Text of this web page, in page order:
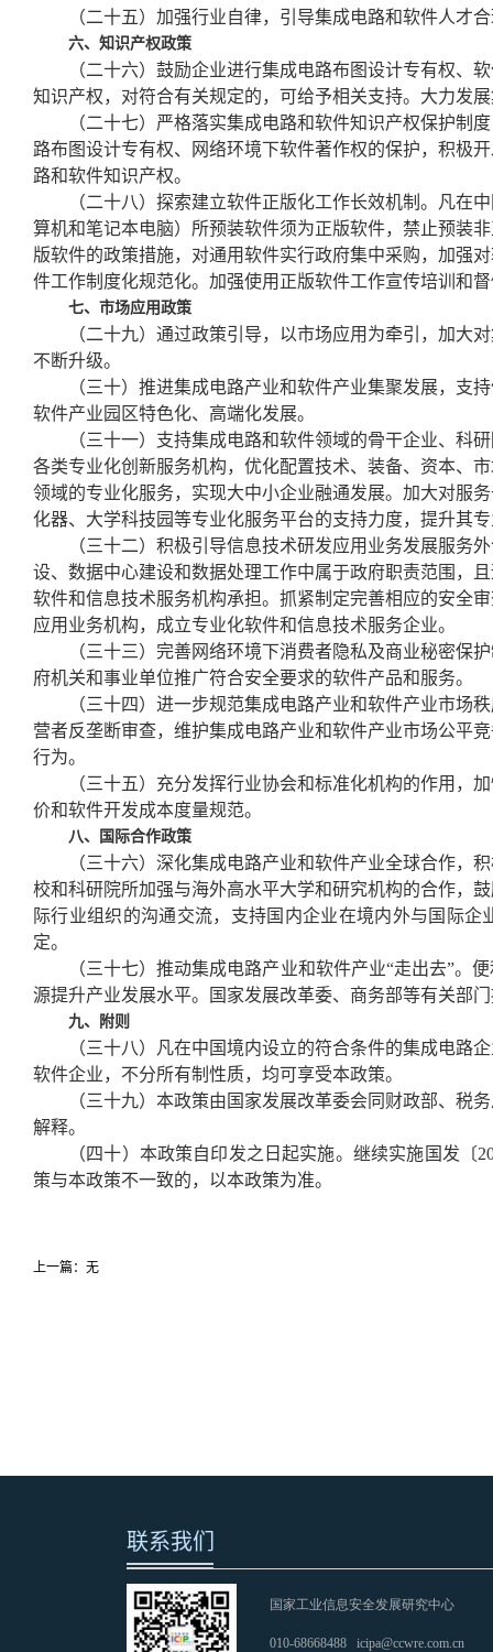
（二十五）加强行业自律，引导集成电路和软件人才
六、知识产权政策
（二十六）鼓励企业进行集成电路布图设计专有权、
知识产权，对符合有关规定的，可给予相关支持。大力发
（二十七）严格落实集成电路和软件知识产权保护制
路布图设计专有权、网络环境下软件著作权的保护，积极
路和软件知识产权。
（二十八）探索建立软件正版化工作长效机制。凡在
算机和笔记本电脑）所预装软件须为正版软件，禁止预装
版软件的政策措施，对通用软件实行政府集中采购，加强
件工作制度化规范化。加强使用正版软件工作宣传培训和
七、市场应用政策
（二十九）通过政策引导，以市场应用为牵引，加大
不断升级。
（三十）推进集成电路产业和软件产业集聚发展，支
软件产业园区特色化、高端化发展。
（三十一）支持集成电路和软件领域的骨干企业、科
各类专业化创新服务机构，优化配置技术、装备、资本、
领域的专业化服务，实现大中小企业融通发展。加大对服
化器、大学科技园等专业化服务平台的支持力度，提升其
（三十二）积极引导信息技术研发应用业务发展服务
设、数据中心建设和数据处理工作中属于政府职责范围，
软件和信息技术服务机构承担。抓紧制定完善相应的安全
应用业务机构，成立专业化软件和信息技术服务企业。
（三十三）完善网络环境下消费者隐私及商业秘密保
府机关和事业单位推广符合安全要求的软件产品和服务。
（三十四）进一步规范集成电路产业和软件产业市场
营者反垄断审查，维护集成电路产业和软件产业市场公平
行为。
（三十五）充分发挥行业协会和标准化机构的作用，
价和软件开发成本度量规范。
八、国际合作政策
（三十六）深化集成电路产业和软件产业全球合作，
校和科研院所加强与海外高水平大学和研究机构的合作，
际行业组织的沟通交流，支持国内企业在境内外与国际
定。
（三十七）推动集成电路产业和软件产业“走出去”。
源提升产业发展水平。国家发展改革委、商务部等有关部
九、附则
（三十八）凡在中国境内设立的符合条件的集成电路
软件企业，不分所有制性质，均可享受本政策。
（三十九）本政策由国家发展改革委会同财政部、税
解释。
（四十）本政策自印发之日起实施。继续实施国发〔
策与本政策不一致的，以本政策为准。
上一篇：无
联系我们
国家工业信息安全发展研究中心
010-68668488 icipa@ccwre.com.cn